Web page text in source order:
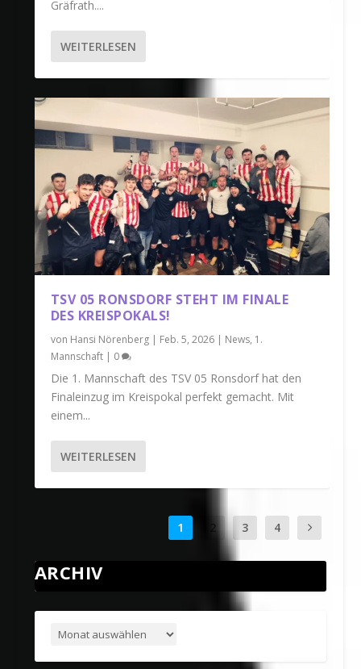
Gräfrath....
WEITERLESEN
TSV 05 RONSDORF STEHT IM FINALE
DES KREISPOKALS!
von Hansi Nörenberg| Feb. 5, 2026| News, 1.
Mannschaft| 0
Die 1. Mannschaft des TSV 05 Ronsdorf hat den
Finaleinzug im Kreispokal perfekt gemacht. Mit
einem...
WEITERLESEN
1 2 3 4
ARCHIV